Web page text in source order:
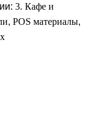
3. Кафе и
, POS материалы,